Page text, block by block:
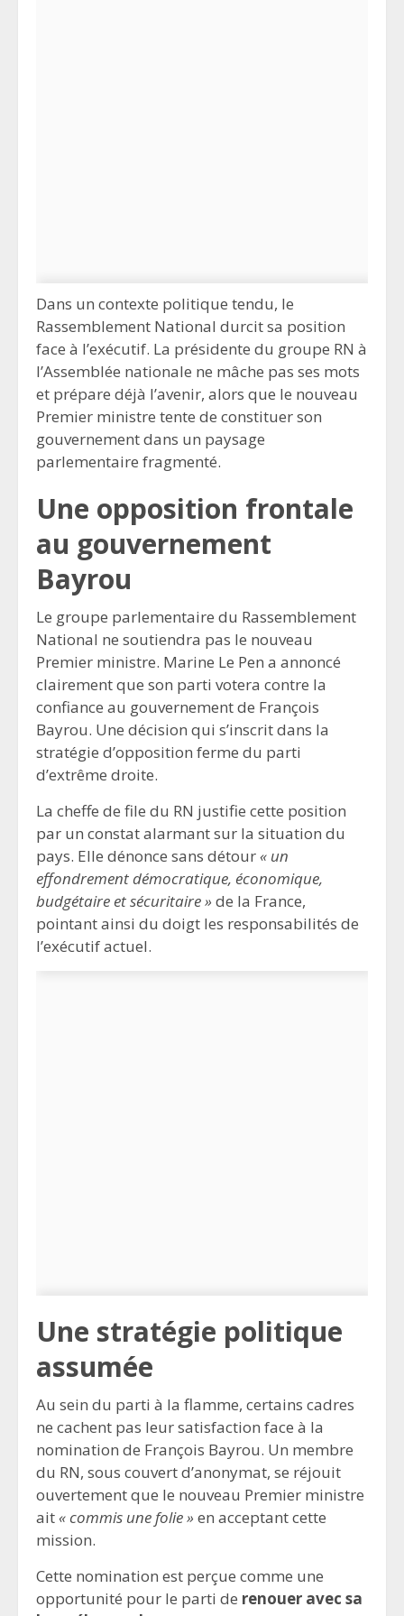
Dans un contexte politique tendu, le
Rassemblement National durcit sa position
face à l’exécutif. La présidente du groupe RN à
l’Assemblée nationale ne mâche pas ses mots
et prépare déjà l’avenir, alors que le nouveau
Premier ministre tente de constituer son
gouvernement dans un paysage
parlementaire fragmenté.
Une opposition frontale
au gouvernement
Bayrou
Le groupe parlementaire du Rassemblement
National ne soutiendra pas le nouveau
Premier ministre. Marine Le Pen a annoncé
clairement que son parti votera contre la
confiance au gouvernement de François
Bayrou. Une décision qui s’inscrit dans la
stratégie d’opposition ferme du parti
d’extrême droite.
La cheffe de file du RN justifie cette position
par un constat alarmant sur la situation du
pays. Elle dénonce sans détour« un
effondrement démocratique, économique,
budgétaire et sécuritaire » de la France,
pointant ainsi du doigt les responsabilités de
l’exécutif actuel.
Une stratégie politique
assumée
Au sein du parti à la flamme, certains cadres
ne cachent pas leur satisfaction face à la
nomination de François Bayrou. Un membre
du RN, sous couvert d’anonymat, se réjouit
ouvertement que le nouveau Premier ministre
ait« commis une folie » en acceptant cette
mission.
Cette nomination est perçue comme une
opportunité pour le parti de renouer avec sa